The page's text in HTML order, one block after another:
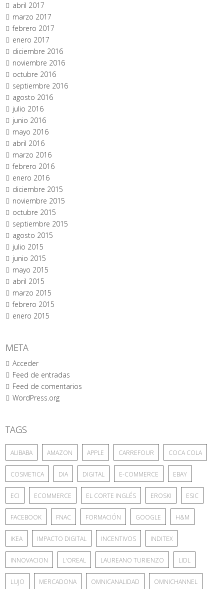
abril 2017
marzo 2017
febrero 2017
enero 2017
diciembre 2016
noviembre 2016
octubre 2016
septiembre 2016
agosto 2016
julio 2016
junio 2016
mayo 2016
abril 2016
marzo 2016
febrero 2016
enero 2016
diciembre 2015
noviembre 2015
octubre 2015
septiembre 2015
agosto 2015
julio 2015
junio 2015
mayo 2015
abril 2015
marzo 2015
febrero 2015
enero 2015
META
Acceder
Feed de entradas
Feed de comentarios
WordPress.org
TAGS
ALIBABA AMAZON APPLE CARREFOUR COCA COLA
COSMETICA DIA DIGITAL E-COMMERCE EBAY
ECI ECOMMERCE EL CORTE INGLÉS EROSKI ESIC
FACEBOOK FNAC FORMACIÓN GOOGLE H&M
IKEA IMPACTO DIGITAL INCENTIVOS INDITEX
INNOVACION L'OREAL LAUREANO TURIENZO LIDL
LUJO MERCADONA OMNICANALIDAD OMNICHANNEL